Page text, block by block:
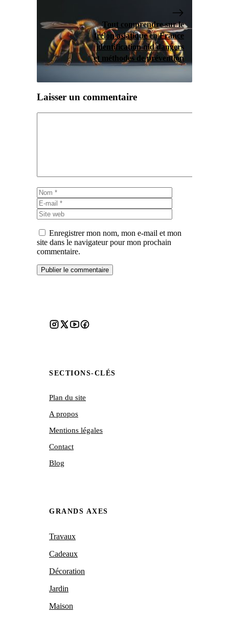
Tout comprendre sur le
frelon asiatique en France
identification nid dangers
et méthodes de prévention
Laisser un commentaire
Nom
mail
web
Enregistrer mon nom, mon e-mail et mon
site dans le navigateur pour mon prochain
commentaire.
SECTIONS-CLÉS
Plan du site
A propos
Mentions légales
Contact
Blog
GRANDS AXES
Travaux
Cadeaux
Décoration
Jardin
Maison